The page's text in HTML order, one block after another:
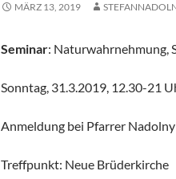
MÄRZ 13, 2019
Seminar: Naturwahrnehmung,
Sonntag, 31.3.2019, 12.30-21
Anmeldung bei Pfarrer Nadolny
Treffpunkt: Neue Brüderkirche